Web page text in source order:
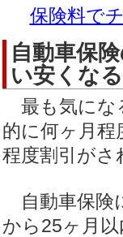
保険料で
自動車保
い安くな
最も気にな
的に何ヶ月
程度割引が
自動車保険
から25ヶ月